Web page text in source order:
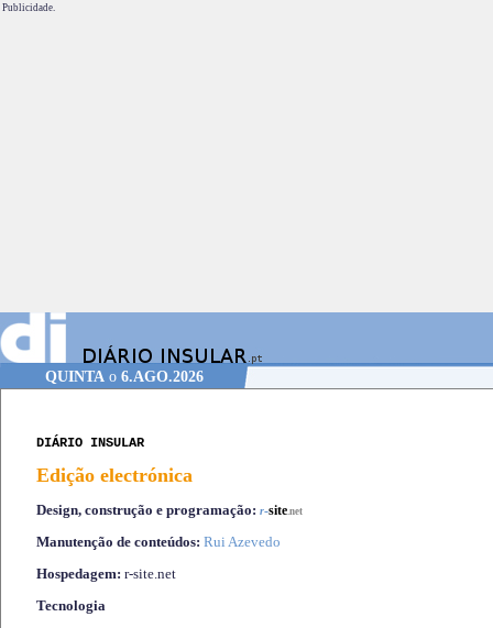
Publicidade.
QUINTAo 6.AGO.2026
DIÁRIO INSULAR
Edição electrónica
Design, construção e programação: r-site.net
Manutenção de conteúdos: Rui Azevedo
Hospedagem: r-site.net
Tecnologia